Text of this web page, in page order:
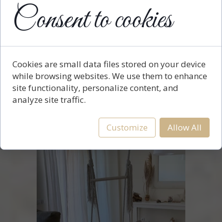
Balançoire petite 3en1 -à partir du moment où
l'enfant est assis tout seul jusqu'à ce qu'il
atteigne un poids de 50 kg.
Consent to cookies
Cookies are small data files stored on your device
while browsing websites. We use them to enhance
site functionality, personalize content, and
analyze site traffic.
Customize Allow All